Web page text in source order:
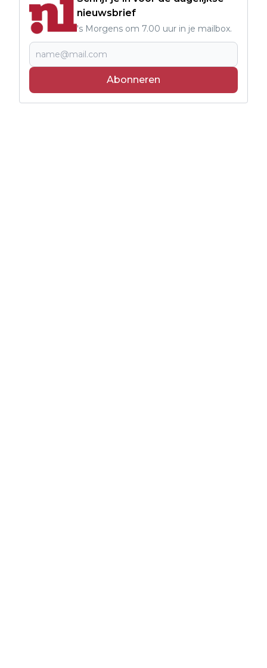
nieuwsbrief
's Morgens om 7.00 uur in je mailbox.
Abonneren